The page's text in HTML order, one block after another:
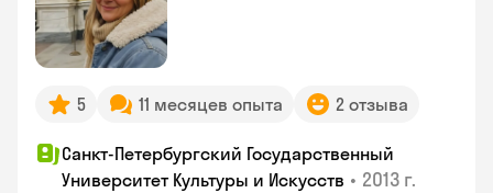
5 11 месяцев опыта 2 отзыва
Санкт-Петербургский Государственный
Университет Культуры и Искусств • 2013 г.